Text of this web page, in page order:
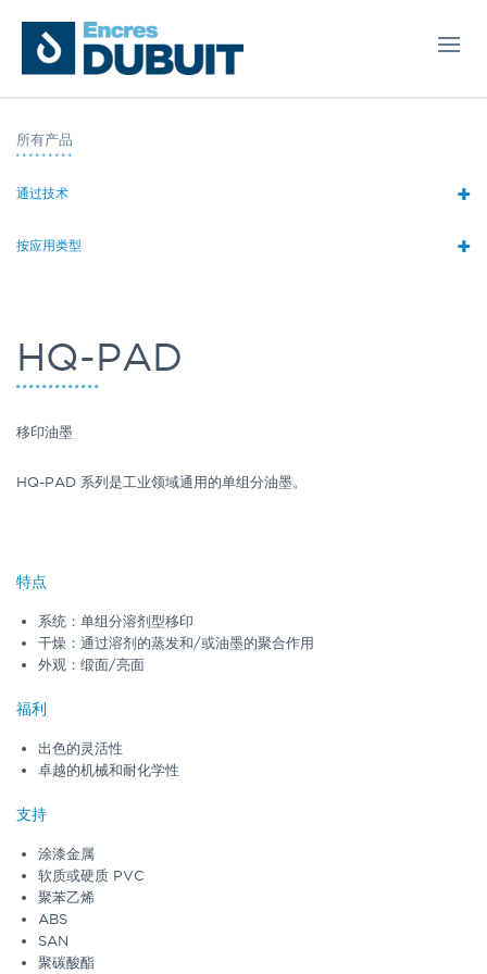
所有产品
+
通过技术
+
按应用类型
HQ-PAD
移印油墨
HQ-PAD 系列是工业领域通用的单组分油墨。
特点
系统：单组分溶剂型移印
干燥：通过溶剂的蒸发和/或油墨的聚合作用
外观：缎面/亮面
福利
出色的灵活性
卓越的机械和耐化学性
支持
涂漆金属
软质或硬质 PVC
聚苯乙烯
ABS
SAN
聚碳酸酯